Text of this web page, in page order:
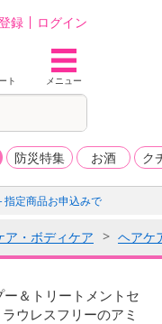
録 ログイン
ト メニュー
防災特集 お酒 ク
定商品お申込みで
ア・ボディケア ヘアケ
ー＆トリートメントセ
ウレスフリーのアミ